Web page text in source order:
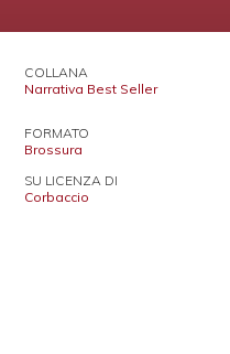
COLLANA
Narrativa Best Seller
FORMATO
Brossura
SU LICENZA DI
Corbaccio